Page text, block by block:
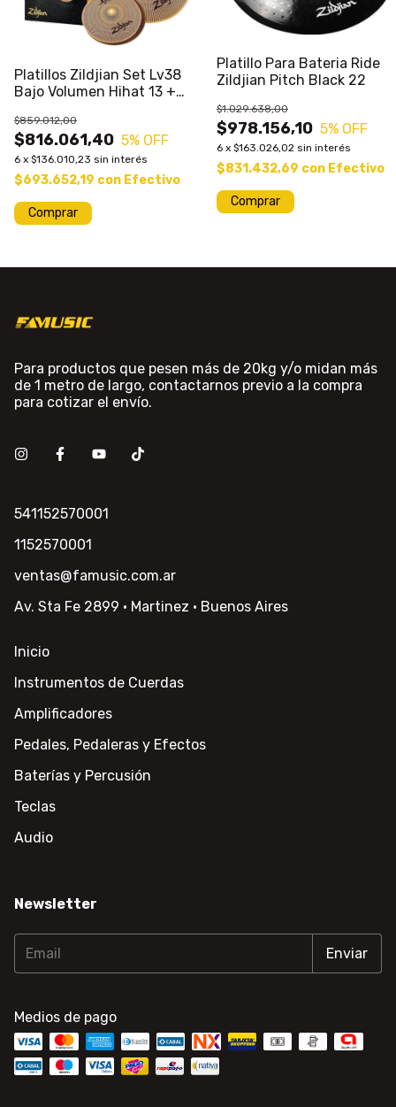
Platillos Zildjian Set Lv38
Bajo Volumen Hihat 13 +
$816.061,40
$859.012,00
5% OFF
6 x $136.010,23 sin interés
$693.652,19 con Efectivo
Comprar
Platillo Para Bateria Ride
Zildjian Pitch Black 22
$978.156,10
$1.029.638,00
5% OFF
6 x $163.026,02 sin interés
$831.432,69 con Efectivo
Comprar
Para productos que pesen más de 20kg y/o midan más
de 1 metro de largo, contactarnos previo a la compra
para cotizar el envío.
541152570001
1152570001
ventas@famusic.com.ar
Av. Sta Fe 2899 · Martinez · Buenos Aires
Inicio
Instrumentos de Cuerdas
Amplificadores
Pedales, Pedaleras y Efectos
Baterías y Percusión
Teclas
Audio
Newsletter
Medios de pago